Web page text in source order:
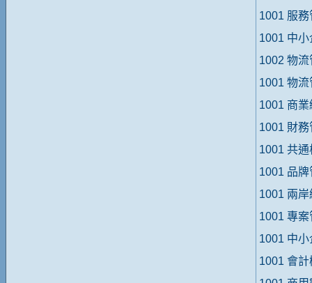
1001 服
1001 中
1002 物
1001 物
1001 商
1001 財
1001 共
1001 品
1001 兩
1001 專
1001 中
1001 會